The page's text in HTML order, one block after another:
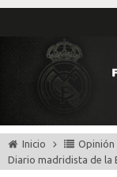
Inicio
Opinión
Diario madridista de la